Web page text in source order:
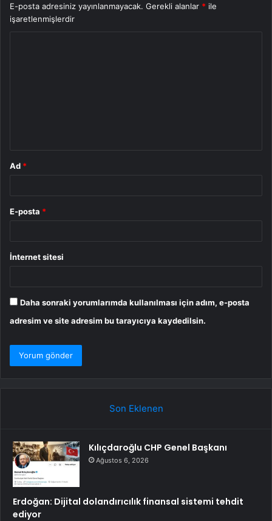
E-posta adresiniz yayınlanmayacak. Gerekli alanlar * ile
işaretlenmişlerdir
Ad *
E-posta *
İnternet sitesi
Daha sonraki yorumlarımda kullanılması için adım, e-posta
adresim ve site adresim bu tarayıcıya kaydedilsin.
Son Eklenen
Kılıçdaroğlu CHP Genel Başkanı
Ağustos 6, 2026
Erdoğan: Dijital dolandırıcılık finansal sistemi tehdit
ediyor